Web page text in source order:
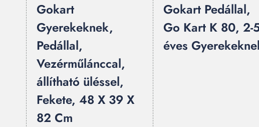
Gokart
Gyerekeknek,
Pedállal,
Vezérműlánccal,
állítható üléssel,
Fekete, 48 X 39 X
82 Cm
Gokart Pedállal,
Go Kart K 80, 2-
éves